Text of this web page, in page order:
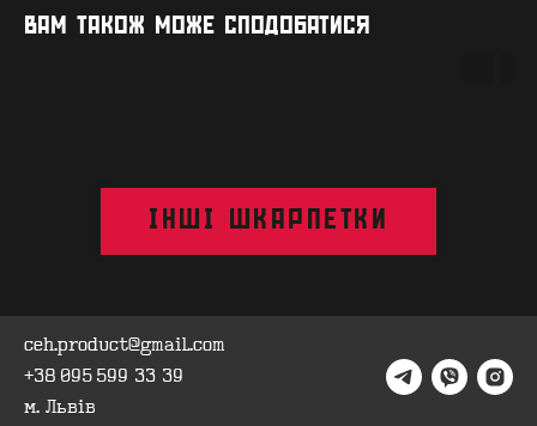
ВАМ ТАКОЖ МОЖЕ СПОДОБАТИСЯ
ІНШІ ШКАРПЕТКИ
ceh.product@gmail.com
+38 095 599 33 39
м. Львів
ВИРОБНИЦТВО - B2B
ПРО ЦЕХ